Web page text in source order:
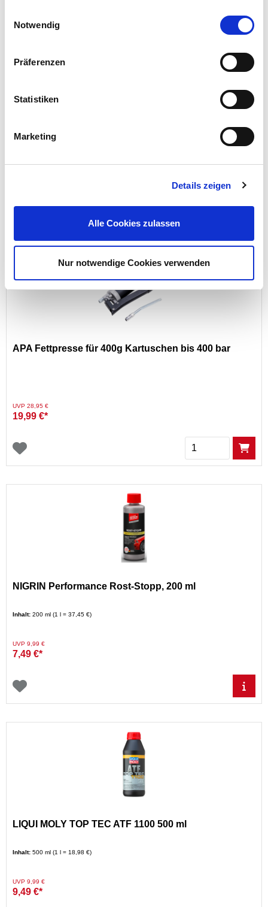
Notwendig
Präferenzen
Statistiken
Marketing
Details zeigen
Alle Cookies zulassen
Nur notwendige Cookies verwenden
OREGON® 2-Takt-Motoröl 100 ml selbstmischend
Inhalt:100 ml (1 l = 20,00 €)
nur im
APA Fettpresse für 400g Kartuschen bis 400 bar
Preis reduziert von
UVP 28,95 €auf
19,99 €*
Menge
NIGRIN Performance Rost-Stopp, 200 ml
Inhalt: 200 ml (1 l = 37,45 €)
Preis reduziert von
UVP 9,99 €auf
7,49 €*
LIQUI MOLY TOP TEC ATF 1100 500 ml
Inhalt: 500 ml (1 l = 18,98 €)
Preis reduziert von
UVP 9,99 €auf
9,49 €*